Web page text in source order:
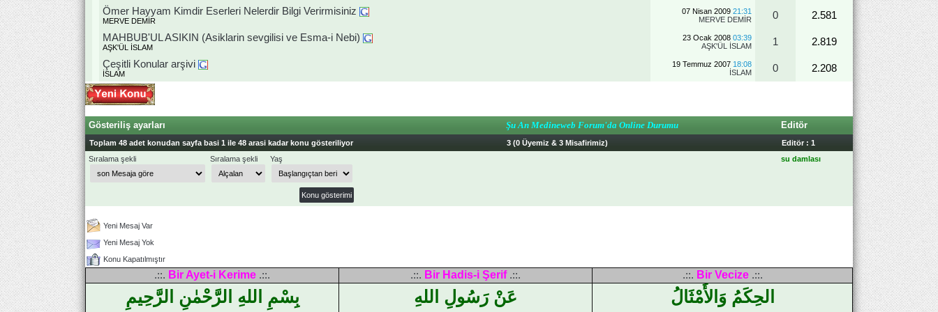
Ömer Hayyam Kimdir Eserleri Nelerdir Bilgi Verirmisiniz
MERVE DEMİR
07 Nisan 2009 21:31
MERVE DEMİR
0
2.581
MAHBUB'UL ASIKIN (Asiklarin sevgilisi ve Esma-i Nebi)
AŞK'ÜL İSLAM
23 Ocak 2008 03:39
AŞK'ÜL İSLAM
1
2.819
Çeşitli Konular arşivi
İSLAM
19 Temmuz 2007 18:08
İSLAM
0 2.208
Gösteriliş ayarları Şu An Medineweb Forum'da Online Durumu Editör
Toplam 48 adet konudan sayfa basi 1 ile 48 arasi kadar konu gösteriliyor 3 (0 Üyemiz & 3 Misafirimiz)
Editör : 1
Sıralama şekli
Sıralama şekli Yaş su damlası
Yeni Mesaj Var
Yeni Mesaj Yok
Konu Kapatılmıştır
.::. Bir Ayet-i Kerime .::. .::. Bir Hadis-i Şerif .::. .::. Bir Vecize .::.
بِسْمِ اللهِ الرَّحْمٰنِ الرَّحِيمِ عَنْ رَسُولِ اللهِ الحِكَمُ وَالأَمْثَالُ